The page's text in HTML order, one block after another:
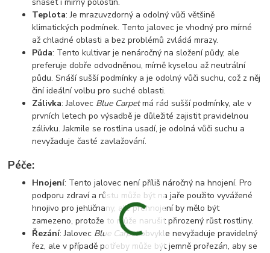
Teplota: Je mrazuvzdorný a odolný vůči většině
klimatických podmínek. Tento jalovec je vhodný pro mírné
až chladné oblasti a bez problémů zvládá mrazy.
Půda: Tento kultivar je nenáročný na složení půdy, ale
preferuje dobře odvodněnou, mírně kyselou až neutrální
půdu. Snáší sušší podmínky a je odolný vůči suchu, což z něj
činí ideální volbu pro suché oblasti.
Zálivka: Jalovec Blue Carpetmá rád sušší podmínky, ale v
prvních letech po výsadbě je důležité zajistit pravidelnou
zálivku. Jakmile se rostlina usadí, je odolná vůči suchu a
nevyžaduje časté zavlažování.
Péče:
Hnojení: Tento jalovec není příliš náročný na hnojení. Pro
podporu zdraví a růstu může být na jaře použito vyvážené
hnojivo pro jehličnany, ale přehnojení by mělo být
zamezeno, protože to může narušit přirozený růst rostliny.
Řezání: Jalovec Blue Carpetobvykle nevyžaduje pravidelný
řez, ale v případě potřeby může být jemně prořezán, aby se